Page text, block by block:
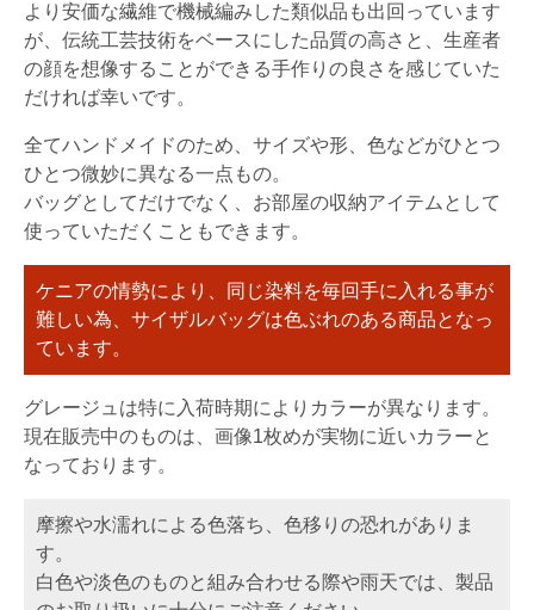
より安価な繊維で機械編みした類似品も出回っています
が、伝統工芸技術をベースにした品質の高さと、生産者
の顔を想像することができる手作りの良さを感じていた
だければ幸いです。
全てハンドメイドのため、サイズや形、色などがひとつ
ひとつ微妙に異なる一点もの。
バッグとしてだけでなく、お部屋の収納アイテムとして
使っていただくこともできます。
ケニアの情勢により、同じ染料を毎回手に入れる事が
難しい為、サイザルバッグは色ぶれのある商品となっ
ています。
グレージュは特に入荷時期によりカラーが異なります。
現在販売中のものは、画像1枚めが実物に近いカラーと
なっております。
摩擦や水濡れによる色落ち、色移りの恐れがありま
す。
白色や淡色のものと組み合わせる際や雨天では、製品